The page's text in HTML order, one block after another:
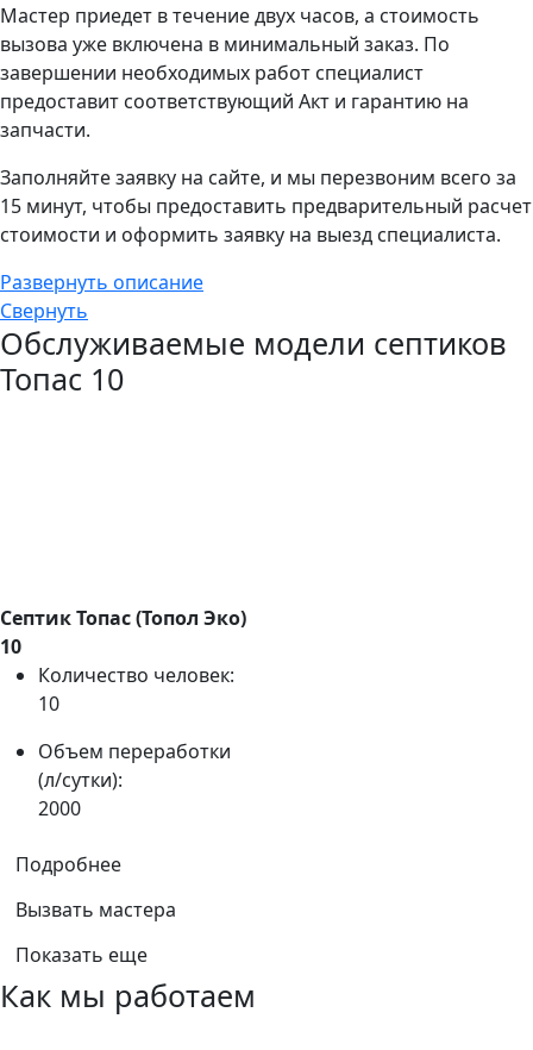
Мастер приедет в течение двух часов, а стоимость
вызова уже включена в минимальный заказ. По
завершении необходимых работ специалист
предоставит соответствующий Акт и гарантию на
запчасти.
Заполняйте заявку на сайте, и мы перезвоним всего за
15 минут, чтобы предоставить предварительный расчет
стоимости и оформить заявку на выезд специалиста.
Развернуть описание
Свернуть
Обслуживаемые модели септиков
Топас 10
Септик Топас (Топол Эко)
10
Количество человек:
10
Объем переработки
(л/сутки):
2000
Подробнее
Вызвать мастера
Показать еще
Как мы работаем